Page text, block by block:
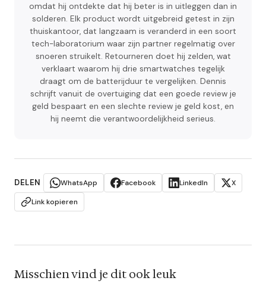
omdat hij ontdekte dat hij beter is in uitleggen dan in
solderen. Elk product wordt uitgebreid getest in zijn
thuiskantoor, dat langzaam is veranderd in een soort
tech-laboratorium waar zijn partner regelmatig over
snoeren struikelt. Retourneren doet hij zelden, wat
verklaart waarom hij drie smartwatches tegelijk
draagt om de batterijduur te vergelijken. Dennis
schrijft vanuit de overtuiging dat een goede review je
geld bespaart en een slechte review je geld kost, en
hij neemt die verantwoordelijkheid serieus.
DELEN WhatsApp Facebook LinkedIn
X
Link kopieren
Misschien vind je dit ook leuk